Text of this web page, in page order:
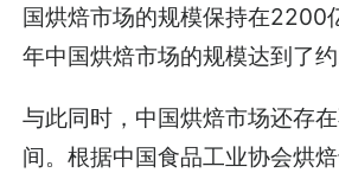
国烘焙市场的规模保持在2200
年中国烘焙市场的规模达到了
与此同时，中国烘焙市场还存
间。根据中国食品工业协会烘